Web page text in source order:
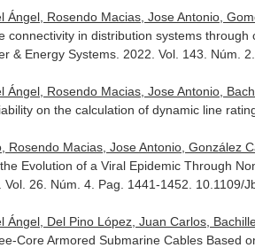
Ángel, Rosendo Macias, Jose Antonio,
connectivity in distribution systems
& Energy Systems . 2022. Vol. 143. Núm.
Ángel, Rosendo Macias, Jose Antonio,
on the calculation of dynamic line
Rosendo Macias, Jose Antonio, González
Evolution of a Viral Epidemic Through
Vol. 26. Núm. 4. Pag. 1441-1452. 10.1109/
Ángel, Del Pino López, Juan Carlos,
Core Armored Submarine Cables Based